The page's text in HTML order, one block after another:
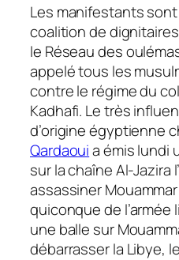
Les manifestants
coalition de
le Réseau des
appelé tous les
contre le régime du
Kadhafi. Le très
d’origine égyptienne
Qardaouia émis lundi
sur la chaîne Al-Jazira
assassiner
quiconque de
une balle sur
débarrasser la Libye,